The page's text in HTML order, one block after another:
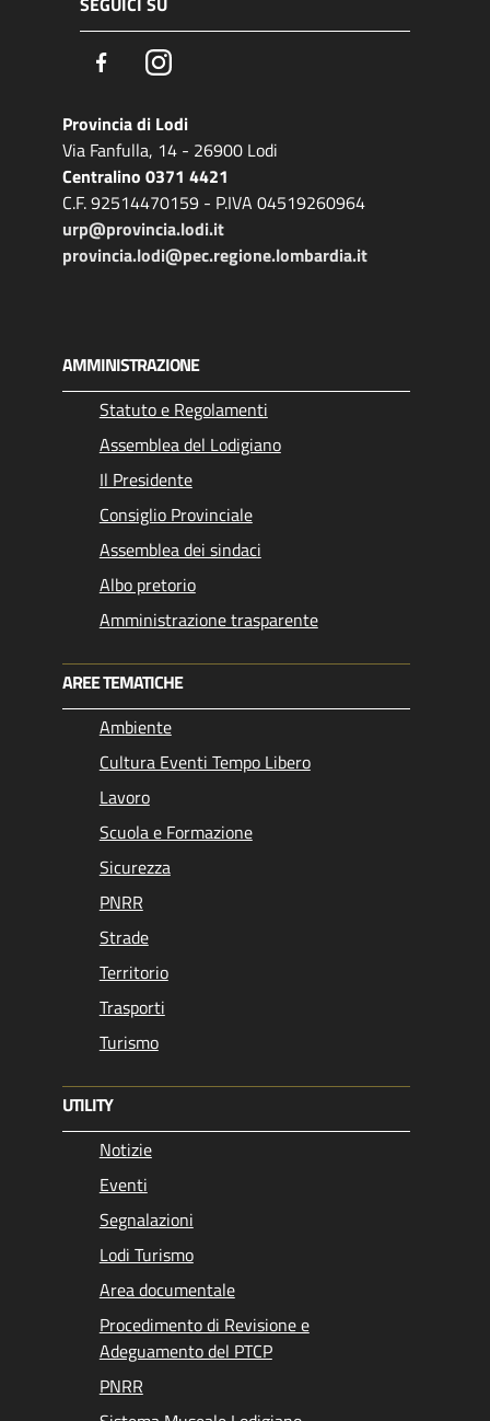
FacebookInstagram
Provincia di Lodi
Via Fanfulla, 14 - 26900 Lodi
Centralino 0371 4421
C.F. 92514470159 - P.IVA 04519260964
urp@provincia.lodi.it
provincia.lodi@pec.regione.lombardia.it
AMMINISTRAZIONE
Statuto e Regolamenti
Assemblea del Lodigiano
Il Presidente
Consiglio Provinciale
Assemblea dei sindaci
Albo pretorio
Amministrazione trasparente
AREE TEMATICHE
Ambiente
Cultura Eventi Tempo Libero
Lavoro
Scuola e Formazione
Sicurezza
PNRR
Strade
Territorio
Trasporti
Turismo
UTILITY
Notizie
Eventi
Segnalazioni
Lodi Turismo
Area documentale
Procedimento di Revisione e
Adeguamento del PTCP
PNRR